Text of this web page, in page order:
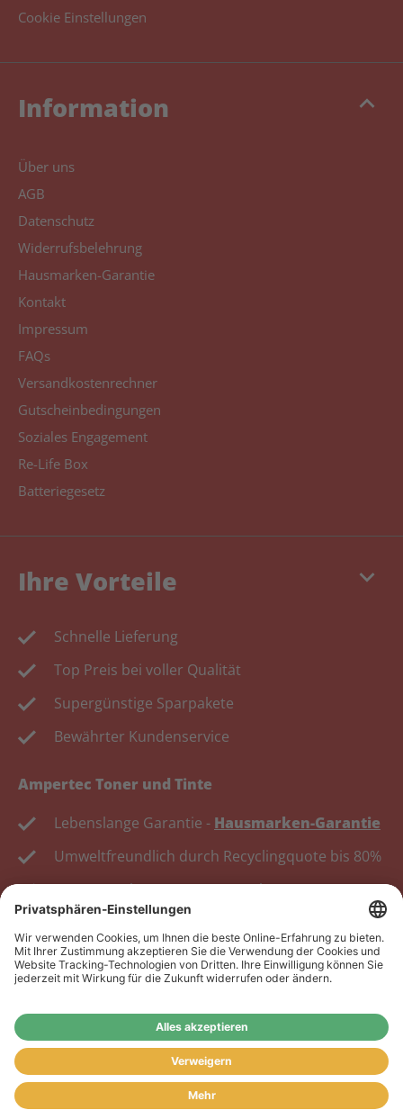
Cookie Einstellungen
keyboard_arrow_up
Information
Über uns
AGB
Datenschutz
Widerrufsbelehrung
Hausmarken-Garantie
Kontakt
Impressum
FAQs
Versandkostenrechner
Gutscheinbedingungen
Soziales Engagement
Re-Life Box
Batteriegesetz
keyboard_arrow_down
Ihre Vorteile
Schnelle Lieferung
Top Preis bei voller Qualität
Supergünstige Sparpakete
Bewährter Kundenservice
Ampertec Toner und Tinte
Lebenslange Garantie - Hausmarken-Garantie
Umweltfreundlich durch Recyclingquote bis 80%
Kosten senken, Ressourcen schonen.
Wiederverkäufer:
Wiederverkäufer sind, registrieren Sie sich bitte in
unserem Händler-Portalwww.tonerhersteller.de